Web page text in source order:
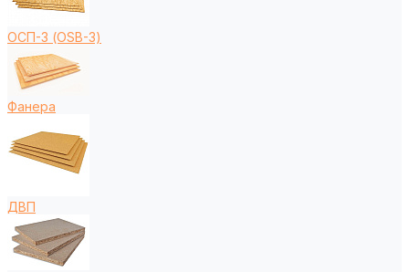
ОСП-3 (OSB-3)
Фанера
ДВП